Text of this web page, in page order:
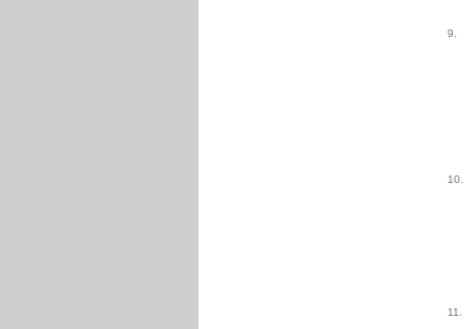
9.
10.
11.